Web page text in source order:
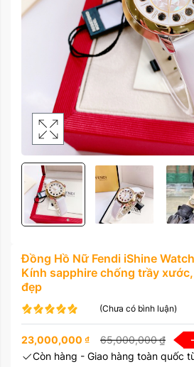
Đồng Hồ Nữ Fendi iShine
Kính sapphire chống trầy
đẹp
(Chưa có bình luận)
23,000,000 ₫ 65,000,000₫
Còn hàng - Giao hàng toàn quốc